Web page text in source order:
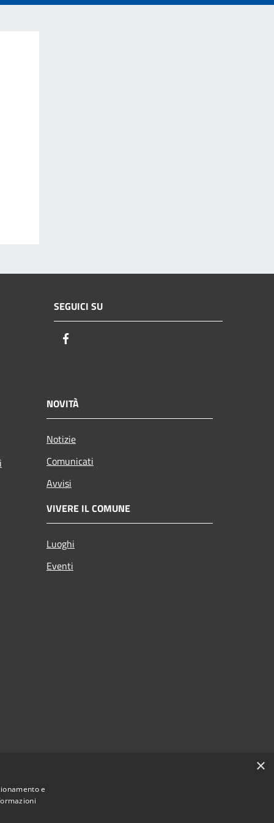
SEGUICI SU
NOVITÀ
Notizie
Comunicati
Avvisi
VIVERE IL COMUNE
Luoghi
Eventi
×
e